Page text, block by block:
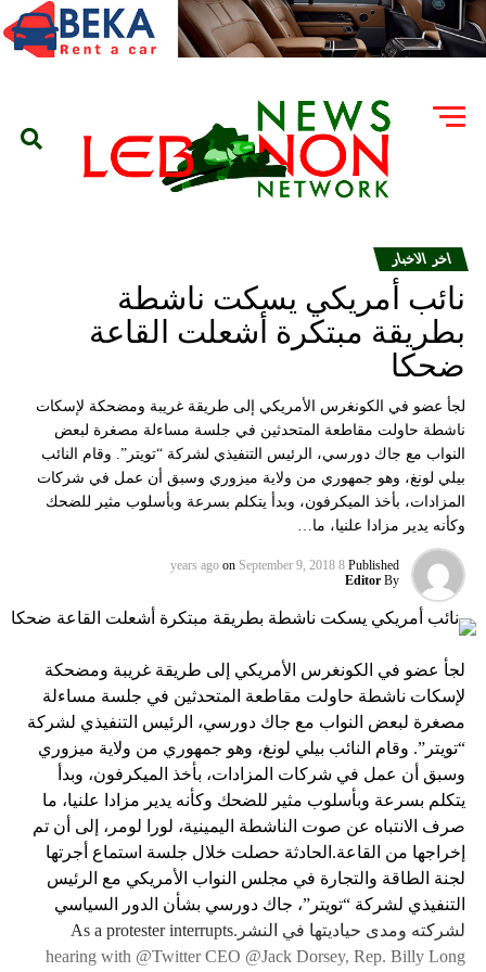
اخر الاخبار
نائب أمريكي يسكت ناشطة
بطريقة مبتكرة أشعلت القاعة
ضحكا
لجأ عضو في الكونغرس الأمريكي إلى طريقة غريبة ومضحكة لإسكات
ناشطة حاولت مقاطعة المتحدثين في جلسة مساءلة مصغرة لبعض
النواب مع جاك دورسي، الرئيس التنفيذي لشركة “تويتر”. وقام النائب
بيلي لونغ، وهو جمهوري من ولاية ميزوري وسبق أن عمل في شركات
المزادات، بأخذ الميكرفون، وبدأ يتكلم بسرعة وبأسلوب مثير للضحك
وكأنه يدير مزادا علنيا، ما…
Published
8 years ago
on September 9, 2018
By
Editor
لجأ عضو في الكونغرس الأمريكي إلى طريقة غريبة ومضحكة
لإسكات ناشطة حاولت مقاطعة المتحدثين في جلسة مساءلة
مصغرة لبعض النواب مع جاك دورسي، الرئيس التنفيذي لشركة
“تويتر”. وقام النائب بيلي لونغ، وهو جمهوري من ولاية ميزوري
وسبق أن عمل في شركات المزادات، بأخذ الميكرفون، وبدأ
يتكلم بسرعة وبأسلوب مثير للضحك وكأنه يدير مزادا علنيا، ما
صرف الانتباه عن صوت الناشطة اليمينية، لورا لومر، إلى أن تم
إخراجها من القاعة.الحادثة حصلت خلال جلسة استماع أجرتها
لجنة الطاقة والتجارة في مجلس النواب الأمريكي مع الرئيس
التنفيذي لشركة “تويتر”، جاك دورسي بشأن الدور السياسي
لشركته ومدى حياديتها في النشر.As a protester interrupts
hearing with @Twitter CEO @Jack Dorsey, Rep. Billy Long